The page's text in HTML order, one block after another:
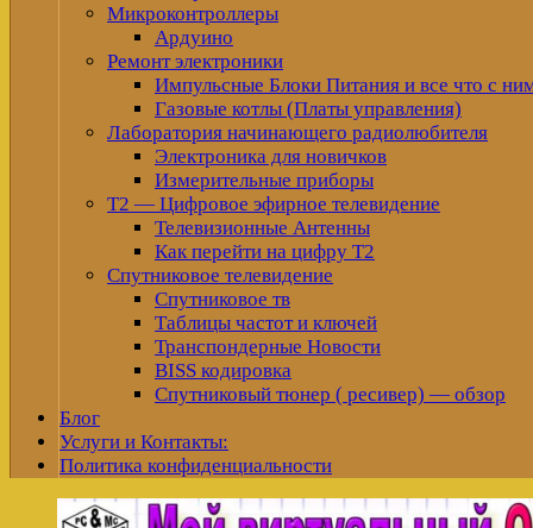
Микроконтроллеры
Ардуино
Ремонт электроники
Импульсные Блоки Питания и все что с
Газовые котлы (Платы управления)
Лаборатория начинающего радиолюбителя
Электроника для новичков
Измерительные приборы
Т2 — Цифровое эфирное телевидение
Телевизионные Антенны
Как перейти на цифру Т2
Спутниковое телевидение
Спутниковое тв
Таблицы частот и ключей
Транспондерные Новости
BISS кодировка
Спутниковый тюнер ( ресивер) — обзор
Блог
Услуги и Контакты:
Политика конфиденциальности